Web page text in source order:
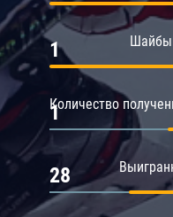
Шайбы
1
Количество
1
28